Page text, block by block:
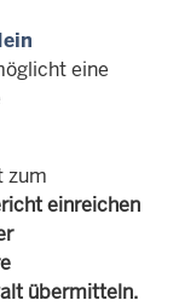
eine
zum
einreichen
übermitteln.